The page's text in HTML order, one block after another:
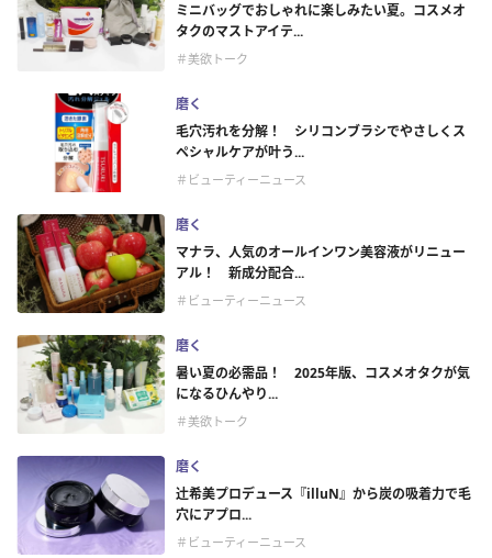
ミニバッグでおしゃれに楽しみたい夏。コスメオ
タクのマストアイテ...
＃美欲トーク
磨く
毛穴汚れを分解！ シリコンブラシでやさしくス
ペシャルケアが叶う...
＃ビューティーニュース
磨く
マナラ、人気のオールインワン美容液がリニュー
アル！ 新成分配合...
＃ビューティーニュース
磨く
暑い夏の必需品！ 2025年版、コスメオタクが気
になるひんやり...
＃美欲トーク
磨く
辻󠄀希美プロデュース『illuN』から炭の吸着力で毛
穴にアプロ...
＃ビューティーニュース